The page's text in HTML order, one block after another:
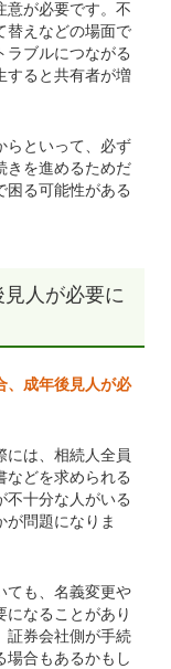
意が必要です。不
替えなどの場面で
ラブルにつながる
すると共有者が増
らといって、必ず
きを進めるためだ
困る可能性がある
人が必要に
、成年後見人が必
には、相続人全員
などを求められる
不十分な人がいる
が問題になりま
ても、名義変更や
になることがあり
証券会社側が手続
場合もあるかもし